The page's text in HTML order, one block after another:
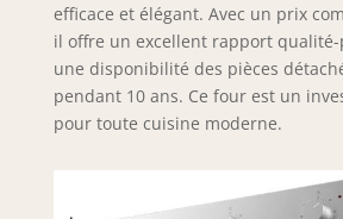
efficace et élégant. Avec un prix
il offre un excellent rapport
une disponibilité des pièces
pendant 10 ans. Ce four est un
pour toute cuisine moderne.